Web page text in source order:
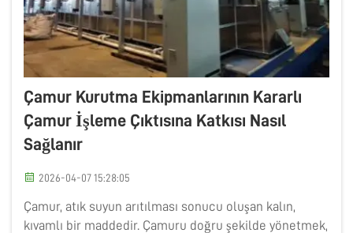
Çamur Kurutma Ekipmanlarının Kararlı
Çamur İşleme Çıktısına Katkısı Nasıl
Sağlanır
2026-04-07 15:28:05
Çamur, atık suyun arıtılması sonucu oluşan kalın,
kıvamlı bir maddedir. Çamuru doğru şekilde yönetmek,